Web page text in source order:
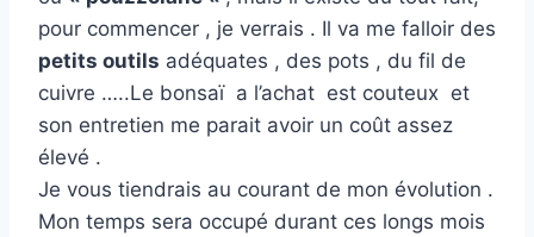
pour commencer , je verrais . Il va me falloir des
petits outils adéquates , des pots , du fil de
cuivre …..Le bonsaï a l’achat est couteux et
son entretien me parait avoir un coût assez
élevé .
Je vous tiendrais au courant de mon évolution .
Mon temps sera occupé durant ces longs mois